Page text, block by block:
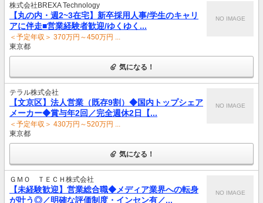
株式会社BREXA Technology
【丸の内・週2~3在宅】新卒採用人事/学生のキャリ
アに伴走■営業経験者歓迎/ゆくゆく...
＜予定年収＞ 370万円～450万円 ...
東京都
NO IMAGE
気になる！
テラル株式会社
【文京区】法人営業（既存9割）◆国内トップシェア
メーカー◆賞与年2回／完全週休2日【...
＜予定年収＞ 430万円～520万円 ...
東京都
NO IMAGE
気になる！
ＧＭＯ ＴＥＣＨ株式会社
【未経験歓迎】営業総合職◆メディア業界への転身
が叶う◎／明確な評価制度・インセン有／...
NO IMAGE